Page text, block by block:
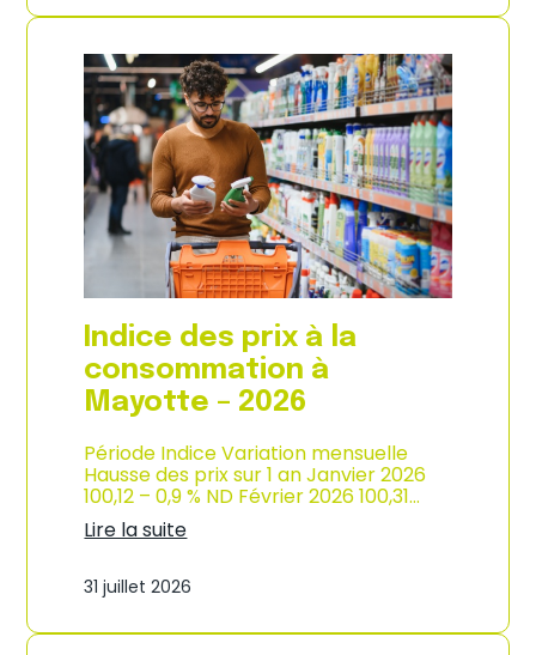
r
t
a
t
i
o
n
d
e
l
’
i
n
d
u
s
t
r
i
–
2
0
6
i
e
d
e
s
r
i
x
à
l
a
c
o
n
s
o
m
a
t
i
n
n
M
Indice des prix à la
consommation à
Mayotte – 2026
Période Indice Variation mensuelle
Hausse des prix sur 1 an Janvier 2026
100,12 – 0,9 % ND Février 2026 100,31…
Lire la suite
n
i
31 juillet 2026